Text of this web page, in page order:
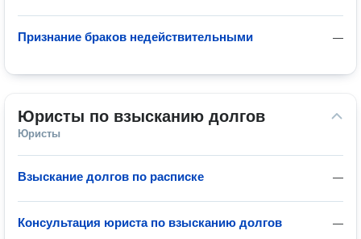
—
Признание браков недействительными
Юристы по взысканию долгов
Юристы
—
Взыскание долгов по расписке
—
Консультация юриста по взысканию долгов